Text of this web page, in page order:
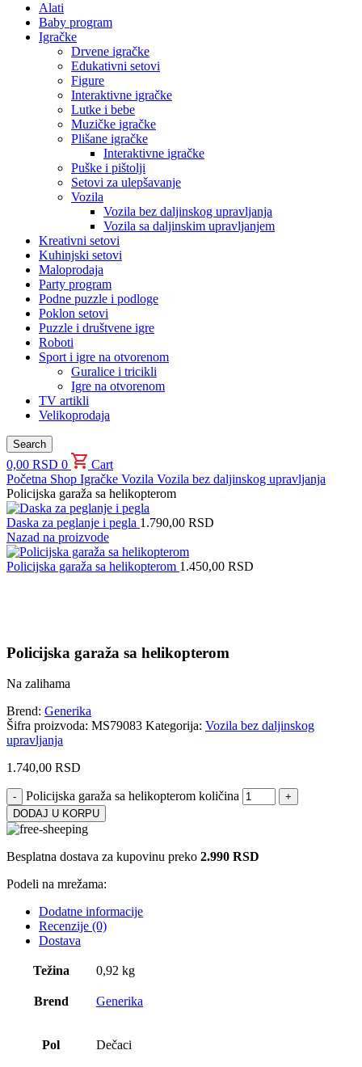
Alati
Baby program
Igračke
Drvene igračke
Edukativni setovi
Figure
Interaktivne igračke
Lutke i bebe
Muzičke igračke
Plišane igračke
Interaktivne igračke
Puške i pištolji
Setovi za ulepšavanje
Vozila
Vozila bez daljinskog upravljanja
Vozila sa daljinskim upravljanjem
Kreativni setovi
Kuhinjski setovi
Maloprodaja
Party program
Podne puzzle i podloge
Poklon setovi
Puzzle i društvene igre
Roboti
Sport i igre na otvorenom
Guralice i tricikli
Igre na otvorenom
TV artikli
Velikoprodaja
Search
0,00 RSD 0
Cart
Početna Shop Igračke Vozila Vozila bez daljinskog upravljanja
Policijska garaža sa helikopterom
Daska za peglanje i pegla 1.790,00 RSD
Nazad na proizvode
Policijska garaža sa helikopterom 1.450,00 RSD
Policijska garaža sa helikopterom
Na zalihama
Brend: Generika
Šifra proizvoda: MS79083 Kategorija: Vozila bez daljinskog
upravljanja
1.740,00 RSD
Policijska garaža sa helikopterom količina
DODAJ U KORPU
Besplatna dostava za kupovinu preko 2.990 RSD
Podeli na mrežama:
Dodatne informacije
Recenzije (0)
Dostava
Težina 0,92 kg
Brend Generika
Pol Dečaci